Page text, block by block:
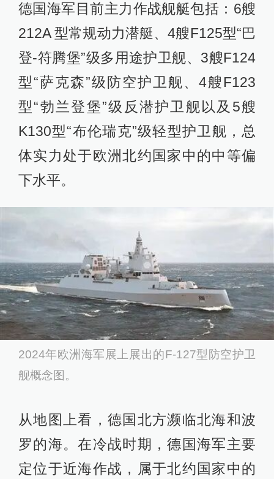
德国海军目前主力作战舰艇包括：6艘
212A 型常规动力潜艇、4艘F125型“巴
登-符腾堡”级多用途护卫舰、3艘F124
型“萨克森”级防空护卫舰、4艘F123
型“勃兰登堡”级反潜护卫舰以及5艘
K130型“布伦瑞克”级轻型护卫舰，总
体实力处于欧洲北约国家中的中等偏
下水平。
2024年欧洲海军展上展出的F-127型防空护卫
舰概念图。
从地图上看，德国北方濒临北海和波
罗的海。在冷战时期，德国海军主要
定位于近海作战，属于北约国家中的